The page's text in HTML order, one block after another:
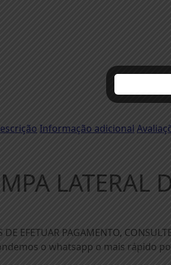
Informação adicional
LATERAL
DE EFETUAR PAGAMENTO,
o whatsapp o mais rápido